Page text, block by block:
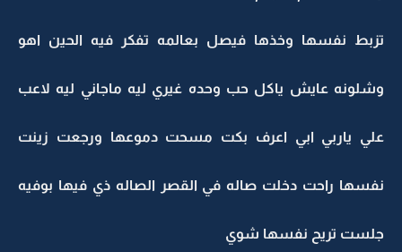
تزبط نفسها وخذها فيصل بعالمه تفكر فيه الحين اهو
وشلونه عايش ياكل حب وحده غيري ليه ماجاني ليه لاعب
علي ياربي ابي اعرف بكت مسحت دموعها ورجعت زينت
نفسها راحت دخلت صاله في القصر الصاله ذي فيها بوفيه
جلست تريح نفسها شوي